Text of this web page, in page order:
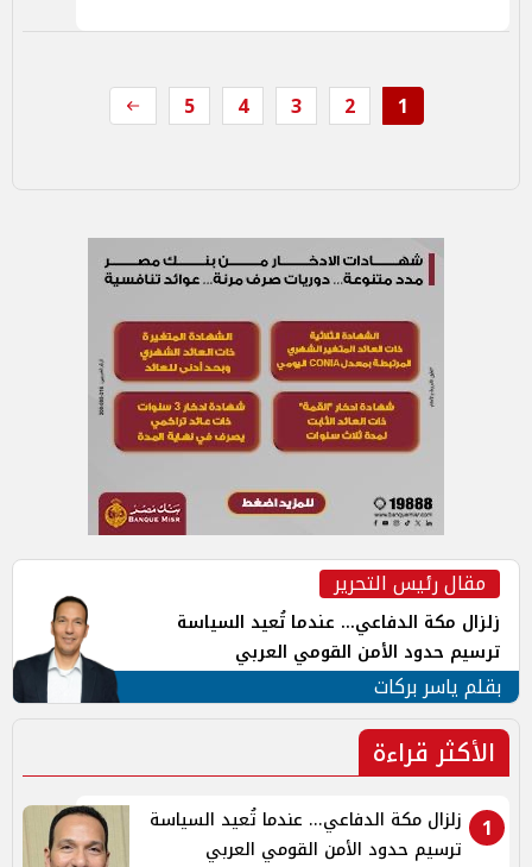
1
2
3
4
5
مقال رئيس التحرير
زلزال مكة الدفاعي... عندما تُعيد السياسة
ترسيم حدود الأمن القومي العربي
بقلم ياسر بركات
الأكثر قراءة
1
زلزال مكة الدفاعي... عندما تُعيد السياسة
ترسيم حدود الأمن القومي العربي